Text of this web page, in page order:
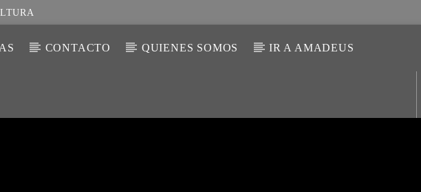
CONTACTO QUIENES SOMOS IR A AMADEUS